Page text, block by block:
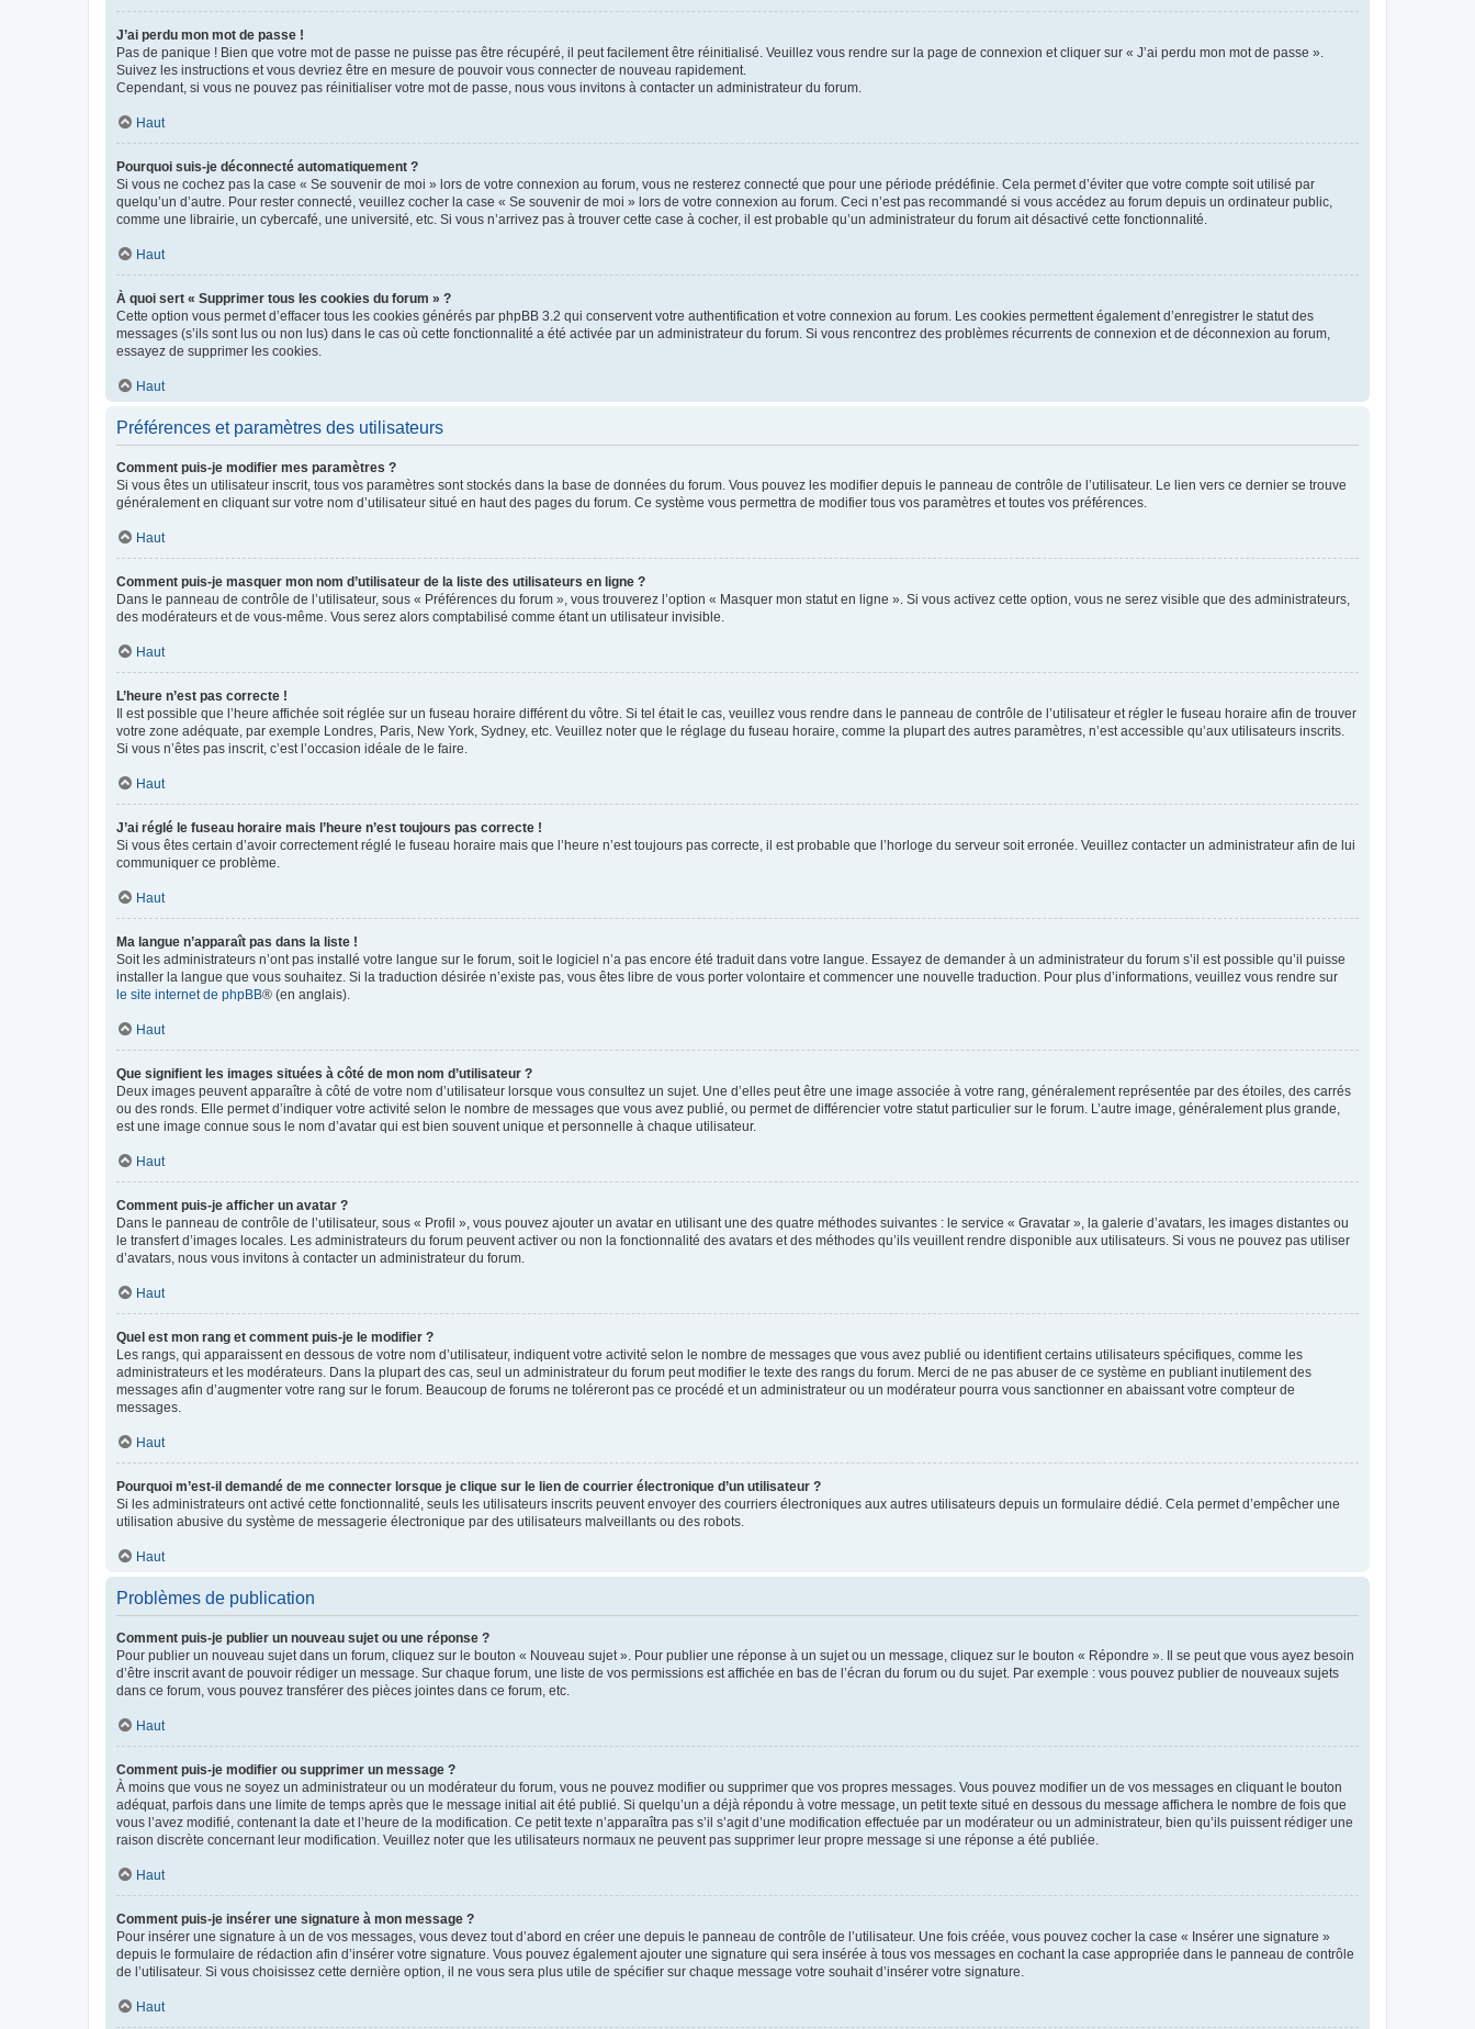
J’ai perdu mon mot de passe !
Pas de panique ! Bien que votre mot de passe ne puisse pas être récupéré, il peut facilement être réinitialisé. Veuillez vous rendre sur la page de connexion et cliquer sur « J’ai perdu mon mot de passe ».
Suivez les instructions et vous devriez être en mesure de pouvoir vous connecter de nouveau rapidement.
Cependant, si vous ne pouvez pas réinitialiser votre mot de passe, nous vous invitons à contacter un administrateur du forum.
Haut
Pourquoi suis-je déconnecté automatiquement ?
Si vous ne cochez pas la case « Se souvenir de moi » lors de votre connexion au forum, vous ne resterez connecté que pour une période prédéfinie. Cela permet d’éviter que votre compte soit utilisé par
quelqu’un d’autre. Pour rester connecté, veuillez cocher la case « Se souvenir de moi » lors de votre connexion au forum. Ceci n’est pas recommandé si vous accédez au forum depuis un ordinateur public,
comme une librairie, un cybercafé, une université, etc. Si vous n’arrivez pas à trouver cette case à cocher, il est probable qu’un administrateur du forum ait désactivé cette fonctionnalité.
Haut
À quoi sert « Supprimer tous les cookies du forum » ?
Cette option vous permet d’effacer tous les cookies générés par phpBB 3.2 qui conservent votre authentification et votre connexion au forum. Les cookies permettent également d’enregistrer le statut des
messages (s’ils sont lus ou non lus) dans le cas où cette fonctionnalité a été activée par un administrateur du forum. Si vous rencontrez des problèmes récurrents de connexion et de déconnexion au forum,
essayez de supprimer les cookies.
Haut
Préférences et paramètres des utilisateurs
Comment puis-je modifier mes paramètres ?
Si vous êtes un utilisateur inscrit, tous vos paramètres sont stockés dans la base de données du forum. Vous pouvez les modifier depuis le panneau de contrôle de l’utilisateur. Le lien vers ce dernier se trouve
généralement en cliquant sur votre nom d’utilisateur situé en haut des pages du forum. Ce système vous permettra de modifier tous vos paramètres et toutes vos préférences.
Haut
Comment puis-je masquer mon nom d’utilisateur de la liste des utilisateurs en ligne ?
Dans le panneau de contrôle de l’utilisateur, sous « Préférences du forum », vous trouverez l’option « Masquer mon statut en ligne ». Si vous activez cette option, vous ne serez visible que des administrateurs,
des modérateurs et de vous-même. Vous serez alors comptabilisé comme étant un utilisateur invisible.
Haut
L’heure n’est pas correcte !
Il est possible que l’heure affichée soit réglée sur un fuseau horaire différent du vôtre. Si tel était le cas, veuillez vous rendre dans le panneau de contrôle de l’utilisateur et régler le fuseau horaire afin de trouver
votre zone adéquate, par exemple Londres, Paris, New York, Sydney, etc. Veuillez noter que le réglage du fuseau horaire, comme la plupart des autres paramètres, n’est accessible qu’aux utilisateurs inscrits.
Si vous n’êtes pas inscrit, c’est l’occasion idéale de le faire.
Haut
J’ai réglé le fuseau horaire mais l’heure n’est toujours pas correcte !
Si vous êtes certain d’avoir correctement réglé le fuseau horaire mais que l’heure n’est toujours pas correcte, il est probable que l’horloge du serveur soit erronée. Veuillez contacter un administrateur afin de lui
communiquer ce problème.
Haut
Ma langue n’apparaît pas dans la liste !
Soit les administrateurs n’ont pas installé votre langue sur le forum, soit le logiciel n’a pas encore été traduit dans votre langue. Essayez de demander à un administrateur du forum s’il est possible qu’il puisse
installer la langue que vous souhaitez. Si la traduction désirée n’existe pas, vous êtes libre de vous porter volontaire et commencer une nouvelle traduction. Pour plus d’informations, veuillez vous rendre sur
le site internet de phpBB® (en anglais).
Haut
Que signifient les images situées à côté de mon nom d’utilisateur ?
Deux images peuvent apparaître à côté de votre nom d’utilisateur lorsque vous consultez un sujet. Une d’elles peut être une image associée à votre rang, généralement représentée par des étoiles, des carrés
ou des ronds. Elle permet d’indiquer votre activité selon le nombre de messages que vous avez publié, ou permet de différencier votre statut particulier sur le forum. L’autre image, généralement plus grande,
est une image connue sous le nom d’avatar qui est bien souvent unique et personnelle à chaque utilisateur.
Haut
Comment puis-je afficher un avatar ?
Dans le panneau de contrôle de l’utilisateur, sous « Profil », vous pouvez ajouter un avatar en utilisant une des quatre méthodes suivantes : le service « Gravatar », la galerie d’avatars, les images distantes ou
le transfert d’images locales. Les administrateurs du forum peuvent activer ou non la fonctionnalité des avatars et des méthodes qu’ils veuillent rendre disponible aux utilisateurs. Si vous ne pouvez pas utiliser
d’avatars, nous vous invitons à contacter un administrateur du forum.
Haut
Quel est mon rang et comment puis-je le modifier ?
Les rangs, qui apparaissent en dessous de votre nom d’utilisateur, indiquent votre activité selon le nombre de messages que vous avez publié ou identifient certains utilisateurs spécifiques, comme les
administrateurs et les modérateurs. Dans la plupart des cas, seul un administrateur du forum peut modifier le texte des rangs du forum. Merci de ne pas abuser de ce système en publiant inutilement des
messages afin d’augmenter votre rang sur le forum. Beaucoup de forums ne toléreront pas ce procédé et un administrateur ou un modérateur pourra vous sanctionner en abaissant votre compteur de
messages.
Haut
Pourquoi m’est-il demandé de me connecter lorsque je clique sur le lien de courrier électronique d’un utilisateur ?
Si les administrateurs ont activé cette fonctionnalité, seuls les utilisateurs inscrits peuvent envoyer des courriers électroniques aux autres utilisateurs depuis un formulaire dédié. Cela permet d’empêcher une
utilisation abusive du système de messagerie électronique par des utilisateurs malveillants ou des robots.
Haut
Problèmes de publication
Comment puis-je publier un nouveau sujet ou une réponse ?
Pour publier un nouveau sujet dans un forum, cliquez sur le bouton « Nouveau sujet ». Pour publier une réponse à un sujet ou un message, cliquez sur le bouton « Répondre ». Il se peut que vous ayez besoin
d’être inscrit avant de pouvoir rédiger un message. Sur chaque forum, une liste de vos permissions est affichée en bas de l’écran du forum ou du sujet. Par exemple : vous pouvez publier de nouveaux sujets
dans ce forum, vous pouvez transférer des pièces jointes dans ce forum, etc.
Haut
Comment puis-je modifier ou supprimer un message ?
À moins que vous ne soyez un administrateur ou un modérateur du forum, vous ne pouvez modifier ou supprimer que vos propres messages. Vous pouvez modifier un de vos messages en cliquant le bouton
adéquat, parfois dans une limite de temps après que le message initial ait été publié. Si quelqu’un a déjà répondu à votre message, un petit texte situé en dessous du message affichera le nombre de fois que
vous l’avez modifié, contenant la date et l’heure de la modification. Ce petit texte n’apparaîtra pas s’il s’agit d’une modification effectuée par un modérateur ou un administrateur, bien qu’ils puissent rédiger une
raison discrète concernant leur modification. Veuillez noter que les utilisateurs normaux ne peuvent pas supprimer leur propre message si une réponse a été publiée.
Haut
Comment puis-je insérer une signature à mon message ?
Pour insérer une signature à un de vos messages, vous devez tout d’abord en créer une depuis le panneau de contrôle de l’utilisateur. Une fois créée, vous pouvez cocher la case « Insérer une signature »
depuis le formulaire de rédaction afin d’insérer votre signature. Vous pouvez également ajouter une signature qui sera insérée à tous vos messages en cochant la case appropriée dans le panneau de contrôle
de l’utilisateur. Si vous choisissez cette dernière option, il ne vous sera plus utile de spécifier sur chaque message votre souhait d’insérer votre signature.
Haut